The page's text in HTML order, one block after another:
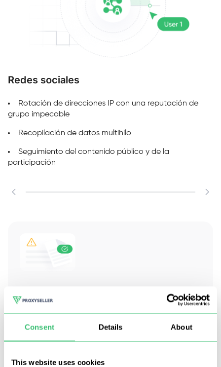
Consent Details About
This website uses cookies
Redes sociales
Rotación de direcciones IP con una reputación de
grupo impecable
Recopilación de datos multihilo
Seguimiento del contenido público y de la
participación
Nuestros proxies Francia prohíben los ataques
DDoS y de fuerza bruta, el uso fraudulento de
tarjetas de crédito y cualquier otra actividad
fraudulenta o ilegal.